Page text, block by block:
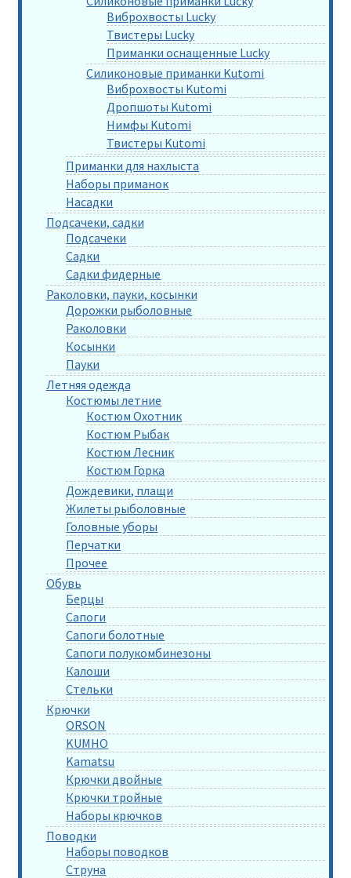
Виброхвосты Lucky
Твистеры Lucky
Приманки оснащенные Lucky
Силиконовые приманки Kutomi
Виброхвосты Kutomi
Дропшоты Kutomi
Нимфы Kutomi
Твистеры Kutomi
Приманки для нахлыста
Наборы приманок
Насадки
Подсачеки, садки
Подсачеки
Садки
Садки фидерные
Раколовки, пауки, косынки
Дорожки рыболовные
Раколовки
Косынки
Пауки
Летняя одежда
Костюмы летние
Костюм Охотник
Костюм Рыбак
Костюм Лесник
Костюм Горка
Дождевики, плащи
Жилеты рыболовные
Головные уборы
Перчатки
Прочее
Обувь
Берцы
Сапоги
Сапоги болотные
Сапоги полукомбинезоны
Калоши
Стельки
Крючки
ORSON
KUMHO
Kamatsu
Крючки двойные
Крючки тройные
Наборы крючков
Поводки
Наборы поводков
Струна